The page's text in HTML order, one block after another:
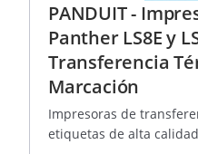
PANDUIT -
Panther LS8E y
Transferencia
Marcación
Impresoras de
etiquetas de alta